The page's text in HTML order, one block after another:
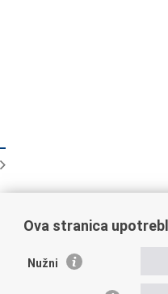
Važne poveznice
Ova stranica
Nužni